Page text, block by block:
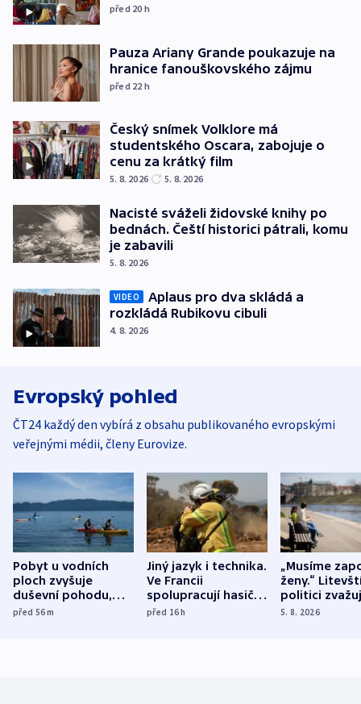
před 20 h
Pauza Ariany Grande poukazuje na
hranice fanouškovského zájmu
před 22 h
Český snímek Volklore má
studentského Oscara, zabojuje o
cenu za krátký film
5. 8. 2026 5. 8. 2026
Nacisté sváželi židovské knihy po
bednách. Čeští historici pátrali, komu
je zabavili
5. 8. 2026
VIDEO
Aplaus pro dva skládá a
rozkládá Rubikovu cibuli
4. 8. 2026
Evropský pohled
ČT24 každý den vybírá z obsahu publikovaného evropskými
veřejnými médii, členy Eurovize.
Pobyt u vodních
ploch zvyšuje
duševní pohodu,
ukázala
před 56m
Jiný jazyk i technika.
Ve Francii
spolupracují hasiči z
různých zemí
před 16h
„Musíme
ženy.“
politici
dohodu o
5. 8. 2026